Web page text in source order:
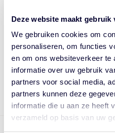
Deze website maakt gebruik
We gebruiken cookies om
personaliseren, om functies
en om ons websiteverkeer te
informatie over uw gebruik
partners voor social media,
partners kunnen deze
informatie die u aan ze heeft
verzameld op basis van uw
Breng aan op nat haar en masseer
Gebruik in combinatie met de